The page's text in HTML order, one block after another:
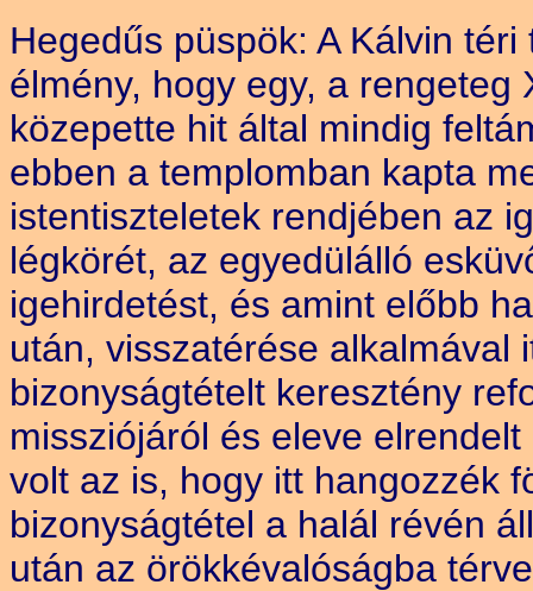
Hegedűs püspök: A Kálvin
élmény, hogy egy, a
közepette hit által mindig
ebben a templomban kapta
istentiszteletek rendjében az
légkörét, az egyedülálló
igehirdetést, és amint előbb
után, visszatérése alkalmával
bizonyságtételt keresztény
missziójáról és eleve
volt az is, hogy itt hangozzék
bizonyságtétel a halál révén
után az örökkévalóságba